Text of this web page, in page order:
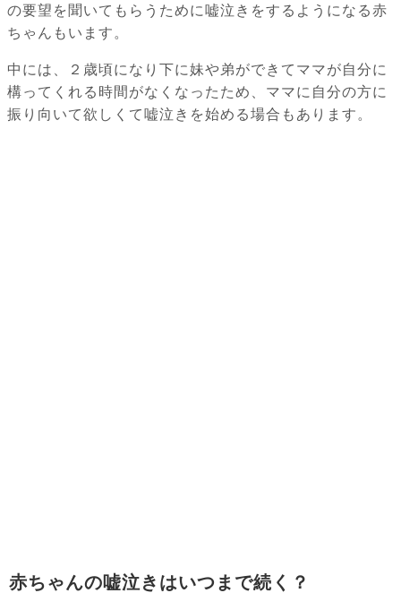
の要望を聞いてもらうために嘘泣きをするようになる赤
ちゃんもいます。
中には、２歳頃になり下に妹や弟ができてママが自分に
構ってくれる時間がなくなったため、ママに自分の方に
振り向いて欲しくて嘘泣きを始める場合もあります。
赤ちゃんの嘘泣きはいつまで続く？